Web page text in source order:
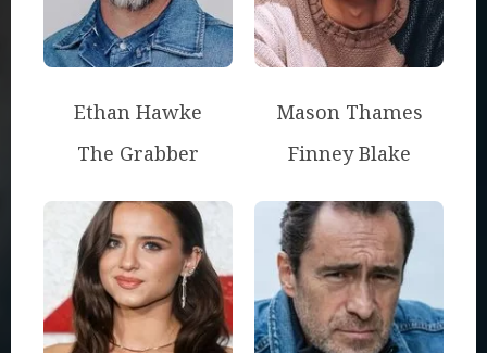
Ethan Hawke
The Grabber
Mason Thames
Finney Blake